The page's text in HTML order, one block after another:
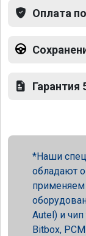
Оплата
Гарантия
Наши
обладают
применяем
Autel) и
Bitbox,